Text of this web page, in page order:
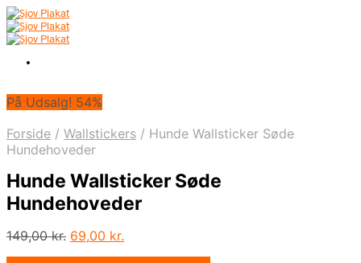
På Udsalg! 54%
Forside / Wallstickers / Hunde Wallsticker Søde
Hundehoveder
Hunde Wallsticker Søde
Hundehoveder
149,00kr. Den
69,00 kr.